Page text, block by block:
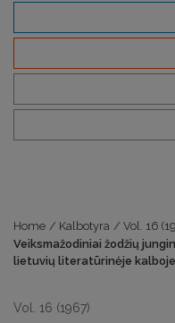
Home / Kalbotyra / Vol. 16
Veiksmažodiniai žodžių
lietuvių literatūrinėje kalboje
Vol. 16 (1967)